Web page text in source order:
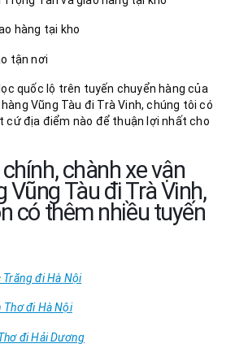
hàng tại kho
tận nơi
quốc lộ trên tuyến chuyển hàng của
Vũng Tàu đi Trà Vinh, chúng tôi có
cứ địa điểm nào để thuận lợi nhất cho
chành xe vận
Vũng Tàu đi Trà Vinh,
có thêm nhiều tuyến
Trăng đi Hà Nội
Thơ đi Hà Nội
đi Hải Dương